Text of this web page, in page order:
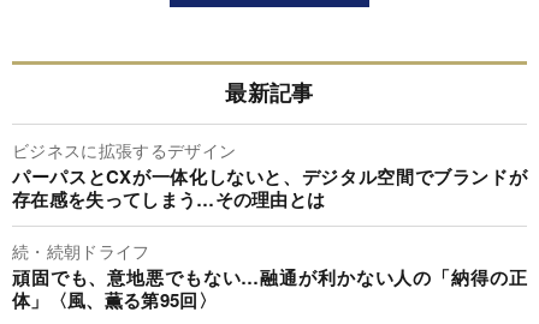
最新記事
ビジネスに拡張するデザイン
パーパスとCXが一体化しないと、デジタル空間でブランドが
存在感を失ってしまう…その理由とは
続・続朝ドライフ
頑固でも、意地悪でもない…融通が利かない人の「納得の正
体」〈風、薫る第95回〉